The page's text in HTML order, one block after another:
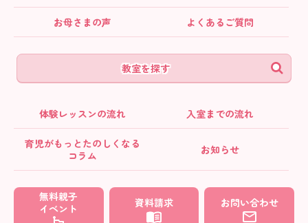
お母さまの声 よくあるご質問
教室を探す
体験レッスンの流れ 入室までの流れ
育児がもっとたのしくなる
コラム
お知らせ
無料親子
イベント
資料請求 お問い合わせ